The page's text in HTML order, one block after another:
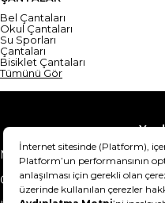
Bel Çantaları
Okul Çantaları
Su Sporları
Çantaları
Bisiklet Çantaları
Tümünü Gör
Mesafeli Satış Sözleşmesi
Gizlilik Sözleşmesi